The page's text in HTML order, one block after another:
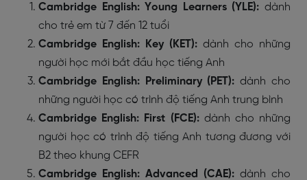
Cambridge English: Young Learners (YLE): dành
cho trẻ em từ 7 đến 12 tuổi
Cambridge English: Key (KET): dành cho những
người học mới bắt đầu học tiếng Anh
Cambridge English: Preliminary (PET):dành cho
những người học có trình độ tiếng Anh trung bình
Cambridge English: First (FCE):dành cho những
người học có trình độ tiếng Anh tương đương với
B2 theo khung CEFR
Cambridge English: Advanced (CAE): dành cho